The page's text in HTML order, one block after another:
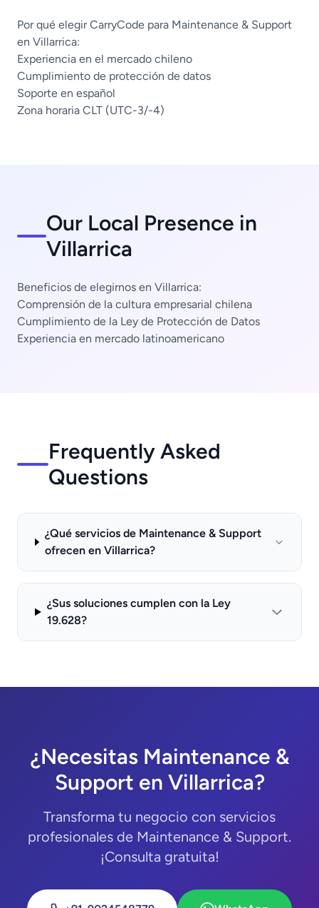
Por qué elegir CarryCode para Maintenance & Support
en Villarrica:
Experiencia en el mercado chileno
Cumplimiento de protección de datos
Soporte en español
Zona horaria CLT (UTC-3/-4)
Our Local Presence in
Villarrica
Beneficios de elegirnos en Villarrica:
Comprensión de la cultura empresarial chilena
Cumplimiento de la Ley de Protección de Datos
Experiencia en mercado latinoamericano
Frequently Asked
Questions
¿Qué servicios de Maintenance & Support
ofrecen en Villarrica?
¿Sus soluciones cumplen con la Ley
19.628?
¿Necesitas Maintenance &
Support en Villarrica?
Transforma tu negocio con servicios
profesionales de Maintenance & Support.
¡Consulta gratuita!